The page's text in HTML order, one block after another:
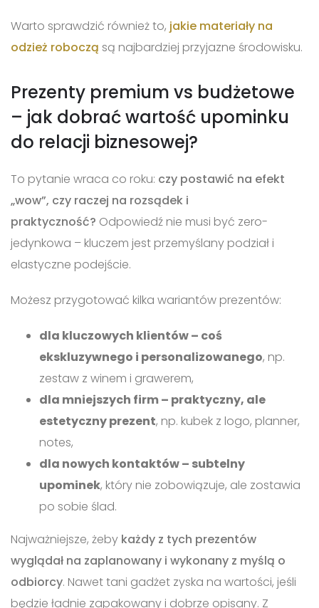
Warto sprawdzić również to, jakie materiały na
odzież roboczą są najbardziej przyjazne środowisku.
Prezenty premium vs budżetowe
– jak dobrać wartość upominku
do relacji biznesowej?
To pytanie wraca co roku: czy postawić na efekt
„wow”, czy raczej na rozsądek i
praktyczność? Odpowiedź nie musi być zero-
jedynkowa – kluczem jest przemyślany podział i
elastyczne podejście.
Możesz przygotować kilka wariantów prezentów:
dla kluczowych klientów – coś
ekskluzywnego i personalizowanego, np.
zestaw z winem i grawerem,
dla mniejszych firm – praktyczny, ale
estetyczny prezent, np. kubek z logo, planner,
notes,
dla nowych kontaktów – subtelny
upominek, który nie zobowiązuje, ale zostawia
po sobie ślad.
Najważniejsze, żeby każdy z tych prezentów
wyglądał na zaplanowany i wykonany z myślą o
odbiorcy. Nawet tani gadżet zyska na wartości, jeśli
będzie ładnie zapakowany i dobrze opisany. Z